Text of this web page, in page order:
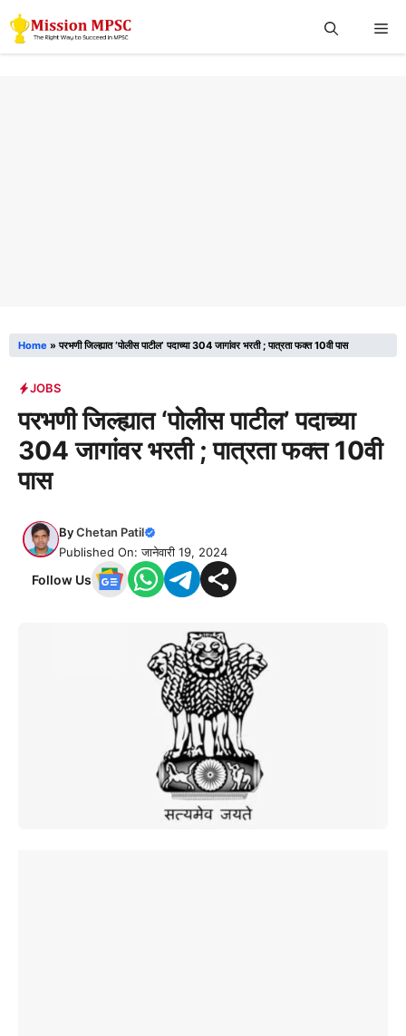
Skip
to
Home »परभणी जिल्ह्यात ‘पोलीस पाटील’ पदाच्या 304 जागांवर भरती ; पात्रता फक्त 10वी पास
JOBS
परभणी जिल्ह्यात ‘पोलीस पाटील’ पदाच्या
304 जागांवर भरती ; पात्रता फक्त 10वी
पास
ByChetan Patil
Published On: जानेवारी 19, 2024
Follow Us